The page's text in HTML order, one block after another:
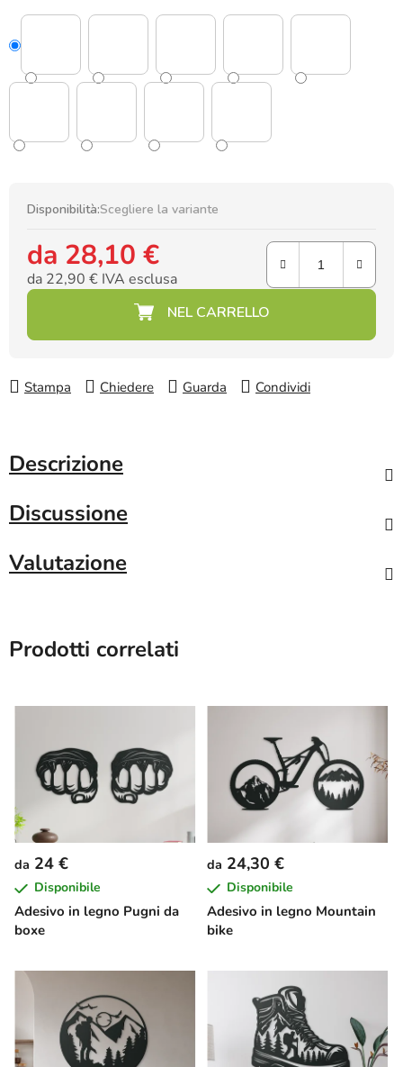
Disponibilità:Scegliere la variante
da 28,10 €
da 22,90 € IVA esclusa
Prezzo della misura:
Stampa Chiedere Guarda Condividi
Descrizione
Discussione
Valutazione
Prodotti correlati
Adesivo in legno Pugni da
boxe
da 24 €
Disponibile
Adesivo in legno Mountain
bike
da 24,30 €
Disponibile